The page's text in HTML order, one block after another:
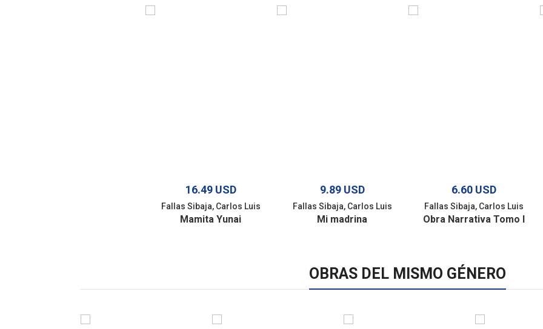
16.49 USD
Fallas Sibaja, Carlos Luis
Mamita Yunai
9.89 USD
Fallas Sibaja, Carlos Luis
Mi madrina
6.60 USD
Fallas Sibaja, Carlos Luis
Obra Narrativa Tomo I
OBRAS DEL MISMO GÉNERO